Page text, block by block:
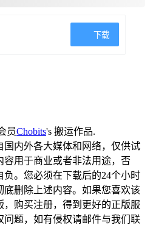
下载
员Chobits's 搬运作品.
国内外各大媒体和网络，仅供试
容用于商业或者非法用途，否
负。您必须在下载后的24个小时
底删除上述内容。如果您喜欢该
，购买注册，得到更好的正版服
问题，如有侵权请邮件与我们联